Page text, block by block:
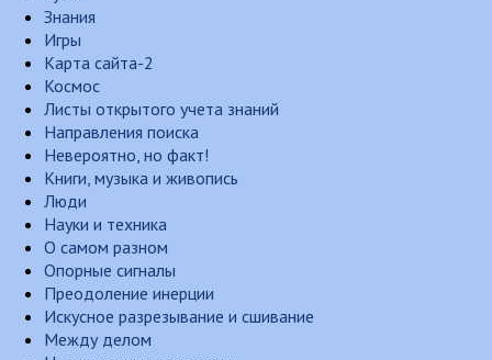
Знания
Игры
Карта сайта-2
Космос
Листы открытого учета знаний
Направления поиска
Невероятно, но факт!
Книги, музыка и живопись
Люди
Науки и техника
О самом разном
Опорные сигналы
Преодоление инерции
Искусное разрезывание и сшивание
Между делом